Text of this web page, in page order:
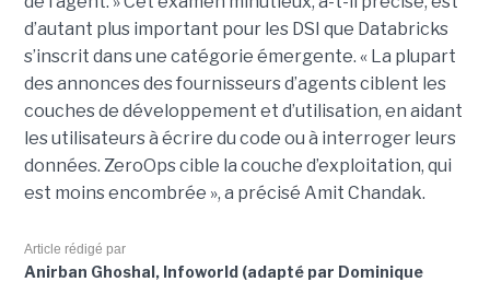
d’autant plus important pour les DSI que Databricks
s’inscrit dans une catégorie émergente. « La plupart
des annonces des fournisseurs d’agents ciblent les
couches de développement et d’utilisation, en aidant
les utilisateurs à écrire du code ou à interroger leurs
données. ZeroOps cible la couche d’exploitation, qui
est moins encombrée », a précisé Amit Chandak.
Article rédigé par
Anirban Ghoshal, Infoworld (adapté par Dominique